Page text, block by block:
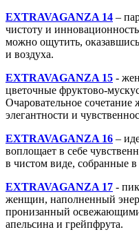
EXTRAVAGANZA 14 –
чистоту и
можно ощутить,
и воздуха.
EXTRAVAGANZA 15 -
цветочные фруктово-
Очаровательное сочетание
элегантности и
EXTRAVAGANZA 16 –
воплощает в себе
в чистом виде, собранные
EXTRAVAGANZA 17 -
женщин, наполненный
пронизанный
апельсина и грейпфрута.